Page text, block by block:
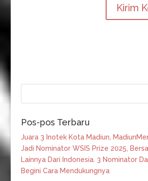
Pos-pos Terbaru
Juara 3 Inotek Kota Madiun,
Jadi Nominator WSIS Prize 2025,
Lainnya Dari Indonesia. 3 Nominator
Begini Cara Mendukungnya